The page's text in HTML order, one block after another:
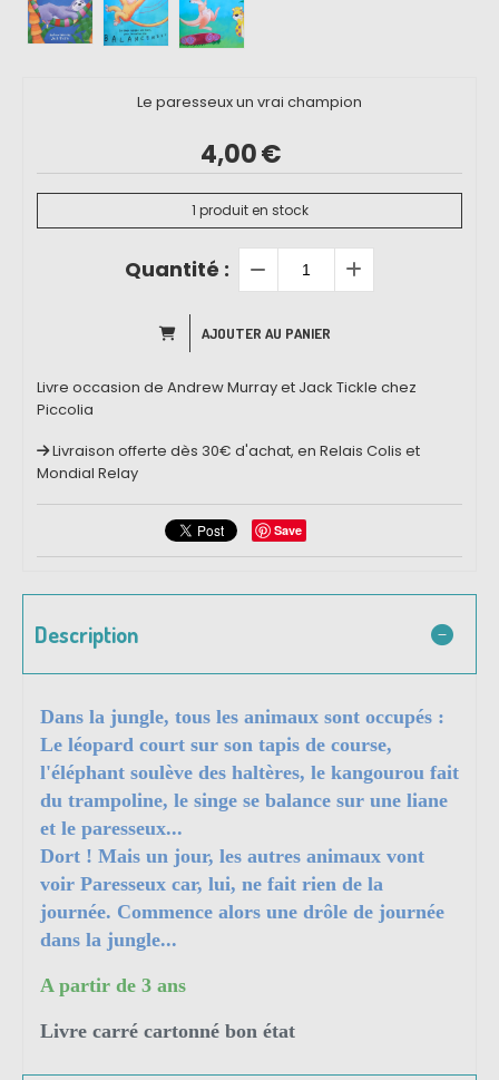
Le paresseux un vrai champion
4,00€
1 produit en stock
Quantité :
AJOUTER AU PANIER
Livre occasion de Andrew Murray et Jack Tickle chez
Piccolia
Livraison offerte dès 30€ d'achat, en Relais Colis et
Mondial Relay
Save
Description
Dans la jungle, tous les animaux sont occupés :
Le léopard court sur son tapis de course,
l'éléphant soulève des haltères, le kangourou fait
du trampoline, le singe se balance sur une liane
et le paresseux...
Dort ! Mais un jour, les autres animaux vont
voir Paresseux car, lui, ne fait rien de la
journée. Commence alors une drôle de journée
dans la jungle...
A partir de 3 ans
Livre carré cartonné bon état